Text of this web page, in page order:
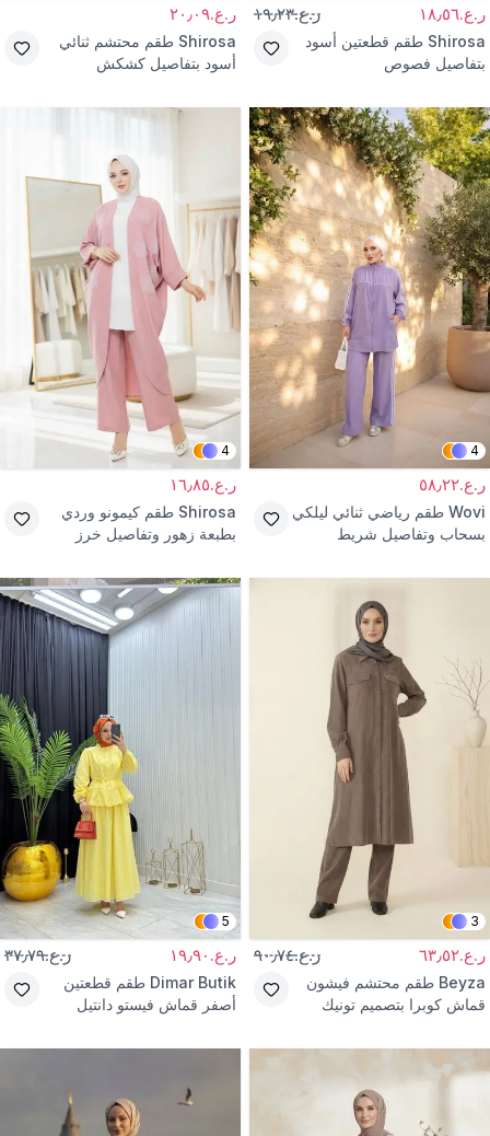
ر.ع.١٨٫٥٦ ر.ع.١٩٫٢٣
Shirosa طقم قطعتين أسود
بتفاصيل فصوص
ر.ع.٢٠٫٠٩
Shirosa طقم محتشم ثنائي
أسود بتفاصيل كشكش
4
ر.ع.٥٨٫٢٢
Wovi طقم رياضي ثنائي ليلكي
بسحاب وتفاصيل شريط
4
ر.ع.١٦٫٨٥
Shirosa طقم كيمونو وردي
بطبعة زهور وتفاصيل خرز
3
ر.ع.٦٣٫٥٢ ر.ع.٩٠٫٧٤
Beyza طقم محتشم فيشون
قماش كوبرا بتصميم تونيك
5
ر.ع.١٩٫٩٠ ر.ع.٣٧٫٧٩
Dimar Butik طقم قطعتين
أصفر قماش فيستو دانتيل